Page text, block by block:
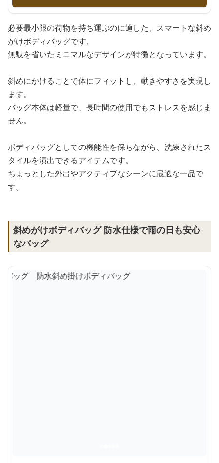
必要最小限の荷物を持ち運ぶのに適した、スマートな斜め
がけボディバッグです。
無駄を省いたミニマルなデザインが特徴となっています。
斜めにかけることで体にフィットし、動きやすさを実現し
ます。
バッグ本体は軽量で、長時間の使用でもストレスを感じま
せん。
ボディバッグとしての機能性を保ちながら、洗練されたス
タイルを演出できるアイテムです。
ちょっとした外出やアクティブなシーンに最適な一品で
す。
斜めがけボディバッグ 防水仕様で雨の日も安心
なバッグ